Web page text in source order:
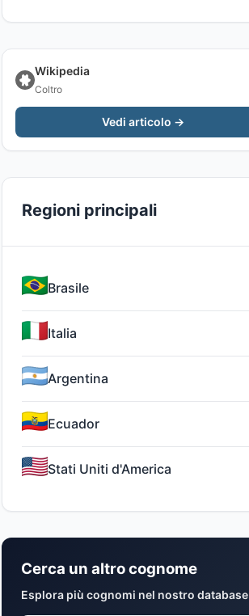
Wikipedia
Coltro
Vedi articolo →
Regioni principali
Brasile
Italia
Argentina
Ecuador
Stati Uniti d'America
Cerca un altro cognome
Esplora più cognomi nel nostro database